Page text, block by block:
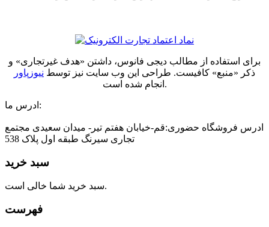
برای استفاده از مطالب دیجی فانوس، داشتن «هدف غیرتجاری» و
ذکر «منبع» کافیست. طراحی این وب سایت نیز توسط نیوزپاور
انجام شده است.
ادرس ما:
ادرس فروشگاه حضوری:قم-خیابان هفتم تیر- میدان سعیدی مجتمع
تجاری سیرنگ طبقه اول پلاک 538
سبد خرید
سبد خرید شما خالی است.
فهرست